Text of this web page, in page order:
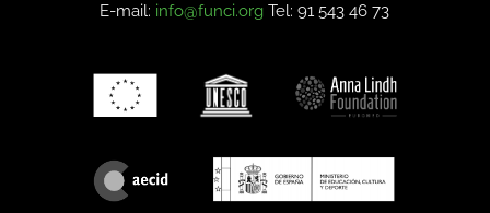
E-mail: info@funci.org Tel: 91 543 46 73